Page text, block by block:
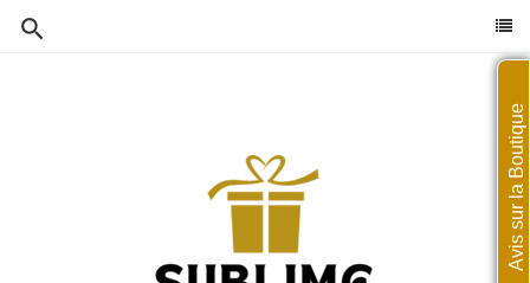
Avis sur la Boutique